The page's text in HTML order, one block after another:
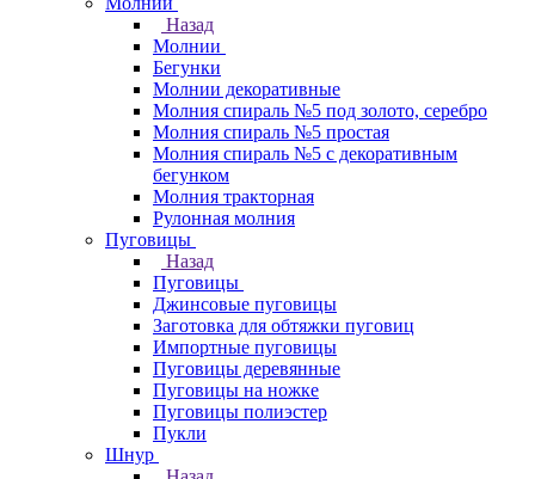
Назад
Молнии
Бегунки
Молнии декоративные
Молния спираль №5 под золото, серебро
Молния спираль №5 простая
Молния спираль №5 с декоративным
бегунком
Молния тракторная
Рулонная молния
Пуговицы
Назад
Пуговицы
Джинсовые пуговицы
Заготовка для обтяжки пуговиц
Импортные пуговицы
Пуговицы деревянные
Пуговицы на ножке
Пуговицы полиэстер
Пукли
Шнур